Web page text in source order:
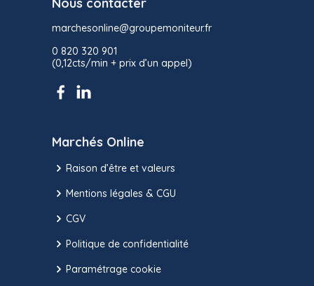
marchesonline@groupemoniteur.fr
0 820 320 901
(0,12cts/min + prix d’un appel)
Marchés Online
Raison d’être et valeurs
Mentions légales & CGU
CGV
Politique de confidentialité
Paramétrage cookie